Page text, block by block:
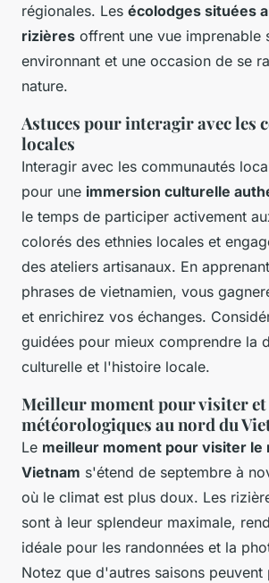
régionales. Les écolodges situées
rizières offrent une vue imprenable
environnant et une occasion de se
nature.
Astuces pour interagir avec les
locales
Interagir avec les communautés
pour une immersion culturelle
le temps de participer activement
colorés des ethnies locales et
des ateliers artisanaux. En
phrases de vietnamien, vous
et enrichirez vos échanges.
guidées pour mieux comprendre la
culturelle et l'histoire locale.
Meilleur moment pour visiter
météorologiques au nord du
Le meilleur moment pour visiter le
Vietnam s'étend de septembre à
où le climat est plus doux. Les
sont à leur splendeur maximale,
idéale pour les randonnées et la
Notez que d'autres saisons peuvent